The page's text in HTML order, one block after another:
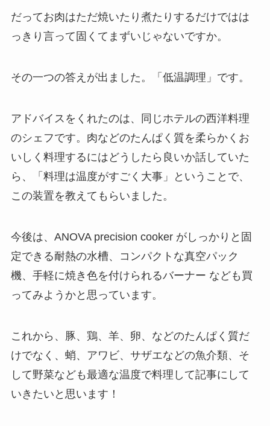
だってお肉はただ焼いたり煮たりするだけではは
っきり言って固くてまずいじゃないですか。
その一つの答えが出ました。「低温調理」です。
アドバイスをくれたのは、同じホテルの西洋料理
のシェフです。肉などのたんぱく質を柔らかくお
いしく料理するにはどうしたら良いか話していた
ら、「料理は温度がすごく大事」ということで、
この装置を教えてもらいました。
今後は、ANOVA precision cooker がしっかりと固
定できる耐熱の水槽、コンパクトな真空パック
機、手軽に焼き色を付けられるバーナー なども買
ってみようかと思っています。
これから、豚、鶏、羊、卵、などのたんぱく質だ
けでなく、蛸、アワビ、サザエなどの魚介類、そ
して野菜なども最適な温度で料理して記事にして
いきたいと思います！